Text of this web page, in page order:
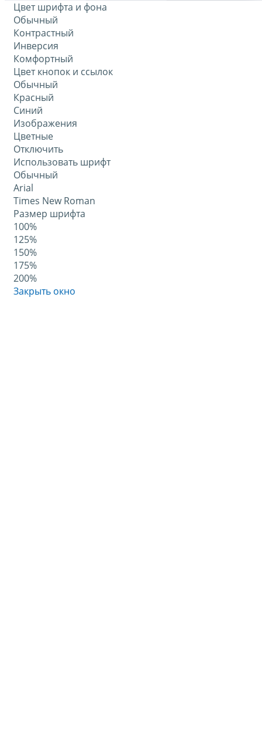
Цвет шрифта и фона
Обычный
Контрастный
Инверсия
Комфортный
Цвет кнопок и ссылок
Обычный
Красный
Синий
Изображения
Цветные
Отключить
Использовать шрифт
Обычный
Arial
Times New Roman
Размер шрифта
100%
125%
150%
175%
200%
Закрыть окно